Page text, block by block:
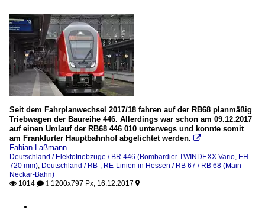
Seit dem Fahrplanwechsel 2017/18 fahren auf der RB68 planmäßig
Triebwagen der Baureihe 446. Allerdings war schon am 09.12.2017
auf einen Umlauf der RB68 446 010 unterwegs und konnte somit
am Frankfurter Hauptbahnhof abgelichtet werden. 
Fabian Laßmann
Deutschland / Elektotriebzüge / BR 446 (Bombardier TWINDEXX Vario, EH
720 mm), Deutschland / RB-, RE-Linien in Hessen / RB 67 / RB 68 (Main-
Neckar-Bahn)
 1014  1 1200x797 Px, 16.12.2017 